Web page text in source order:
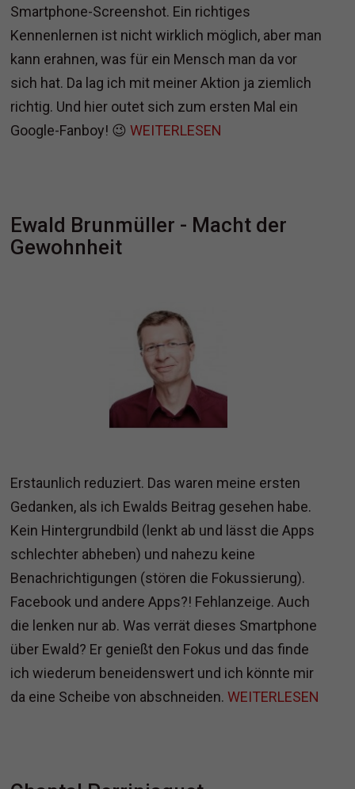
Smartphone-Screenshot. Ein richtiges
Kennenlernen ist nicht wirklich möglich, aber man
kann erahnen, was für ein Mensch man da vor
sich hat. Da lag ich mit meiner Aktion ja ziemlich
richtig. Und hier outet sich zum ersten Mal ein
Google-Fanboy! 😉WEITERLESEN
Ewald Brunmüller - Macht der
Gewohnheit
Erstaunlich reduziert. Das waren meine ersten
Gedanken, als ich Ewalds Beitrag gesehen habe.
Kein Hintergrundbild (lenkt ab und lässt die Apps
schlechter abheben) und nahezu keine
Benachrichtigungen (stören die Fokussierung).
Facebook und andere Apps?! Fehlanzeige. Auch
die lenken nur ab. Was verrät dieses Smartphone
über Ewald? Er genießt den Fokus und das finde
ich wiederum beneidenswert und ich könnte mir
da eine Scheibe von abschneiden.WEITERLESEN